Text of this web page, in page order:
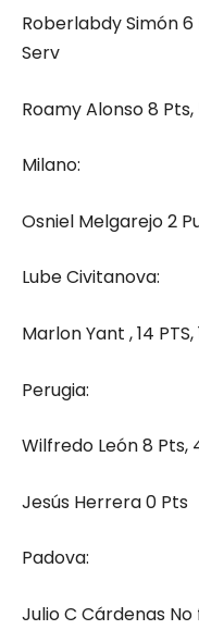
Roberlabdy Simón 6
Serv
Roamy Alonso 8 Pts,
Milano:
Osniel Melgarejo 2
Lube Civitanova:
Marlon Yant , 14 PTS,
Perugia:
Wilfredo León 8 Pts,
Jesús Herrera 0 Pts
Padova:
Julio C Cárdenas